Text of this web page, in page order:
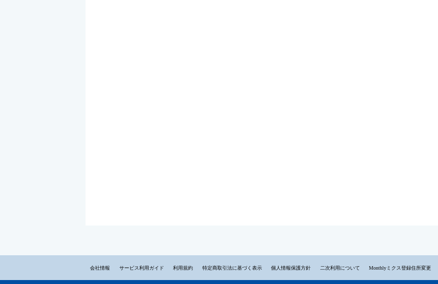
会社情報 サービス利用ガイド 利用規約 特定商取引法に基づく表示 個人情報保護方針 二次利用について Monthlyミクス登録住所変更